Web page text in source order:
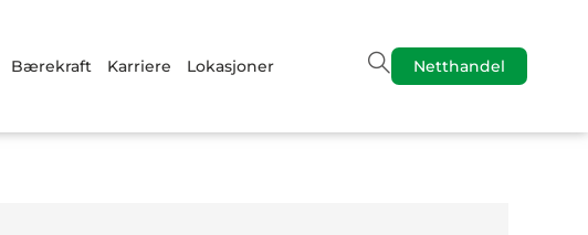
Bærekraft Karriere Lokasjoner Netthandel